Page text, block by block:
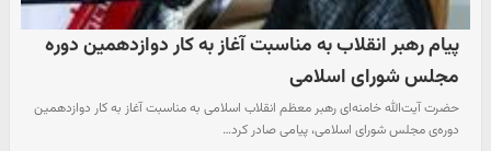
پیام رهبر انقلاب به مناسبت آغاز به کار دوازدهمین دوره
مجلس شورای اسلامی
حضرت آیت‌الله خامنه‌ای رهبر معظم انقلاب اسلامی به مناسبت آغاز به کار دوازدهمین
دوره‌ی مجلس شورای اسلامی، پیامی صادر کرد…